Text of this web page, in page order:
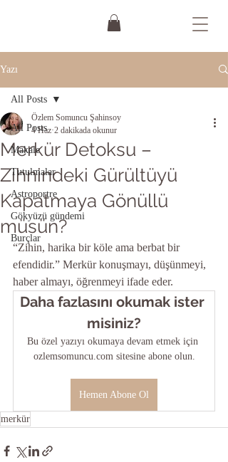
Yazı
All Posts
Makale
Tutulmalar
Astroportre
Gökyüzü gündemi
Burçlar
All Posts
Merkür Detoksu –
Zihnindeki Gürültüyü
Kapatmaya Gönüllü
müsün?
Özlem Somuncu Şahinsoy
4 Haz 2 dakikada okunur
“Zihin, harika bir köle ama berbat bir
efendidir.” Merkür konuşmayı, düşünmeyi,
haber almayı, öğrenmeyi ifade eder.
Daha fazlasını okumak ister
misiniz?
Bu özel yazıyı okumaya devam etmek için
ozlemsomuncu.com sitesine abone olun.
Hemen Abone Ol
merkür